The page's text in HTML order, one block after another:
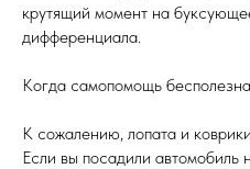
крутящий момент на
дифференциала.
Когда самопомощь
К сожалению, лопата и
Если вы посадили